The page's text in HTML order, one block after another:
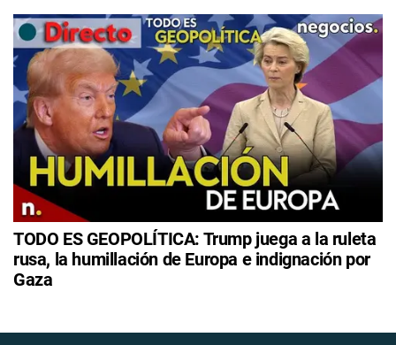
TODO ES GEOPOLÍTICA: Trump juega a la ruleta
rusa, la humillación de Europa e indignación por
Gaza